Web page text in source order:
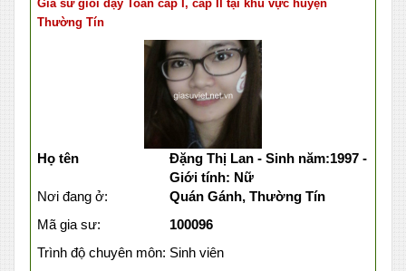
Gia sư giỏi dạy Toán cấp I, cấp II tại khu vực huyện
Thường Tín
Họ tên
Đặng Thị Lan - Sinh năm:1997 -
Giới tính: Nữ
Nơi đang ở:
Quán Gánh, Thường Tín
Mã gia sư:
100096
Trình độ chuyên môn: Sinh viên